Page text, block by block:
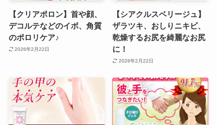
【クリアポロン】首や顔、
デコルテなどのイボ、角質
のポロリケア♪
2026年2月22日
【シアクルスベリージュ】
ザラツキ、おしりニキビ、
乾燥するお尻を綺麗なお尻
に！
2026年2月22日